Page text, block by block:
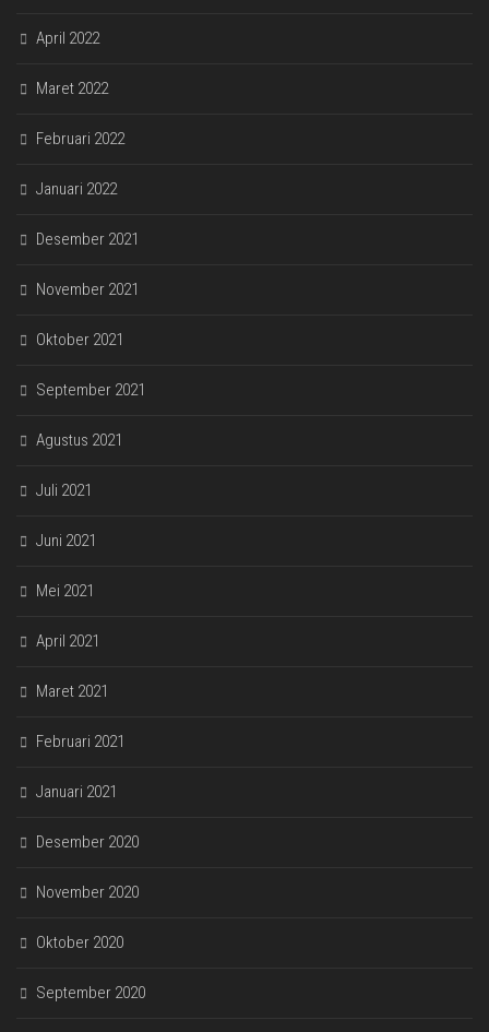
April 2022
Maret 2022
Februari 2022
Januari 2022
Desember 2021
November 2021
Oktober 2021
September 2021
Agustus 2021
Juli 2021
Juni 2021
Mei 2021
April 2021
Maret 2021
Februari 2021
Januari 2021
Desember 2020
November 2020
Oktober 2020
September 2020